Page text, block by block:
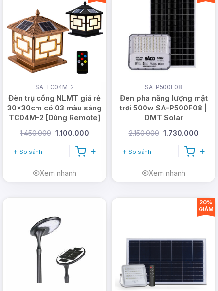
SA-TC04M-2
Đèn trụ cổng NLMT giá rẻ
30x30cm có 03 màu sáng
TC04M-2 [Dùng Remote]
1.450.000 1.100.000
So sánh
Xem nhanh
SA-P500F08
Đèn pha năng lượng mặt
trời 500w SA-P500F08 |
DMT Solar
2.150.000 1.730.000
So sánh
Xem nhanh
20%
GIẢM